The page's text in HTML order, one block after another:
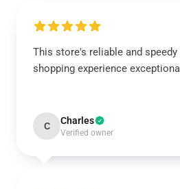
This store's reliable and
shopping experience
C Charles
Verified owner